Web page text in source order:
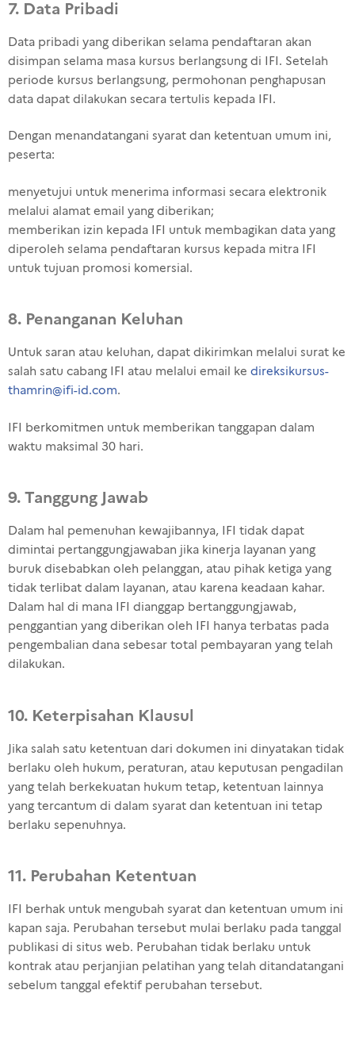
7. Data Pribadi
Data pribadi yang diberikan selama pendaftaran akan
disimpan selama masa kursus berlangsung di IFI. Setelah
periode kursus berlangsung, permohonan penghapusan
data dapat dilakukan secara tertulis kepada IFI.
Dengan menandatangani syarat dan ketentuan umum ini,
peserta:
menyetujui untuk menerima informasi secara elektronik
melalui alamat email yang diberikan;
memberikan izin kepada IFI untuk membagikan data yang
diperoleh selama pendaftaran kursus kepada mitra IFI
untuk tujuan promosi komersial.
8. Penanganan Keluhan
Untuk saran atau keluhan, dapat dikirimkan melalui surat ke
salah satu cabang IFI atau melalui email ke direksikursus-
thamrin@ifi-id.com.
IFI berkomitmen untuk memberikan tanggapan dalam
waktu maksimal 30 hari.
9. Tanggung Jawab
Dalam hal pemenuhan kewajibannya, IFI tidak dapat
dimintai pertanggungjawaban jika kinerja layanan yang
buruk disebabkan oleh pelanggan, atau pihak ketiga yang
tidak terlibat dalam layanan, atau karena keadaan kahar.
Dalam hal di mana IFI dianggap bertanggungjawab,
penggantian yang diberikan oleh IFI hanya terbatas pada
pengembalian dana sebesar total pembayaran yang telah
dilakukan.
10. Keterpisahan Klausul
Jika salah satu ketentuan dari dokumen ini dinyatakan tidak
berlaku oleh hukum, peraturan, atau keputusan pengadilan
yang telah berkekuatan hukum tetap, ketentuan lainnya
yang tercantum di dalam syarat dan ketentuan ini tetap
berlaku sepenuhnya.
11. Perubahan Ketentuan
IFI berhak untuk mengubah syarat dan ketentuan umum ini
kapan saja. Perubahan tersebut mulai berlaku pada tanggal
publikasi di situs web. Perubahan tidak berlaku untuk
kontrak atau perjanjian pelatihan yang telah ditandatangani
sebelum tanggal efektif perubahan tersebut.